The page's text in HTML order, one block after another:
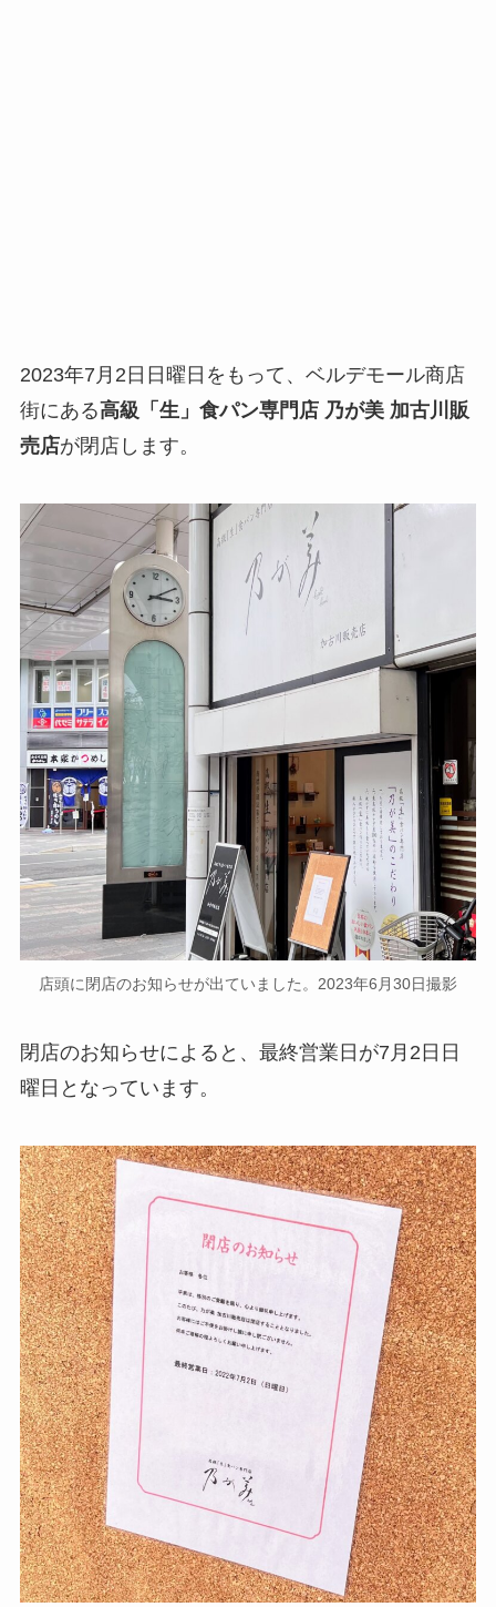
2023年7月2日日曜日をもって、ベルデモール商店
街にある高級「生」食パン専門店 乃が美 加古川販
売店が閉店します。
店頭に閉店のお知らせが出ていました。2023年6月30日撮影
閉店のお知らせによると、最終営業日が7月2日日
曜日となっています。